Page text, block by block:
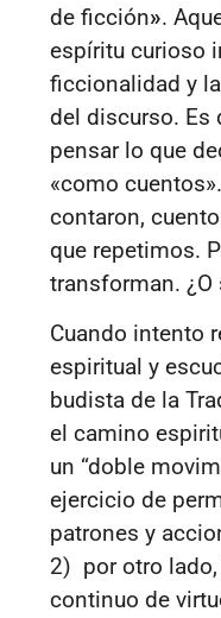
de ficción».
espíritu curioso
ficcionalidad y
del discurso. Es
pensar lo que
«como
contaron,
que repetimos.
transforman. ¿O
Cuando intento
espiritual y
budista de la
el camino
un “doble
ejercicio de
patrones y
2) por otro
continuo de